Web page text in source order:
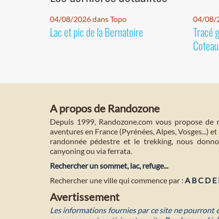
04/08/2026 dans Topo
Lac et pic de la Bernatoire
04/08/
Tracé
A propos de Randozone
Depuis 1999, Randozone.com vous propose
aventures en France (Pyrénées, Alpes, Vosges...)
randonnée pédestre et le trekking, nous
canyoning ou via ferrata.
Rechercher un sommet, lac, refuge...
Rechercher une ville qui commence par : A BC D E
Avertissement
Les informations fournies par ce site ne pourront